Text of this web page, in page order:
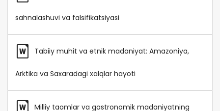
sahnalashuvi va falsifikatsiyasi
Tabiiy muhit va etnik madaniyat: Amazoniya,
Arktika va Saxaradagi xalqlar hayoti
Milliy taomlar va gastronomik madaniyatning